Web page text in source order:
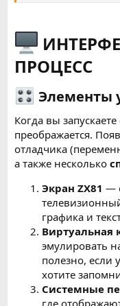
ПРОЦЕСС
Элементы
Когда вы
преображается.
отладчика
а также несколько
Экран ZX81 —
графика и
Виртуальная
эмулировать
полезно, если
хотите
Системные